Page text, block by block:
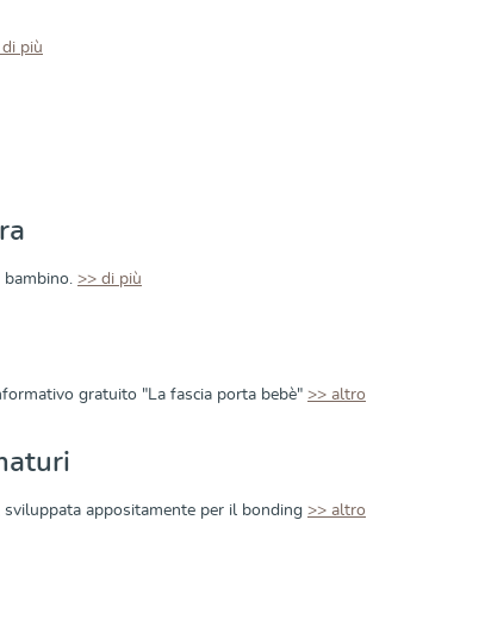
più
>> di più
gratuito "La fascia porta bebè" >> altro
appositamente per il bonding >> altro